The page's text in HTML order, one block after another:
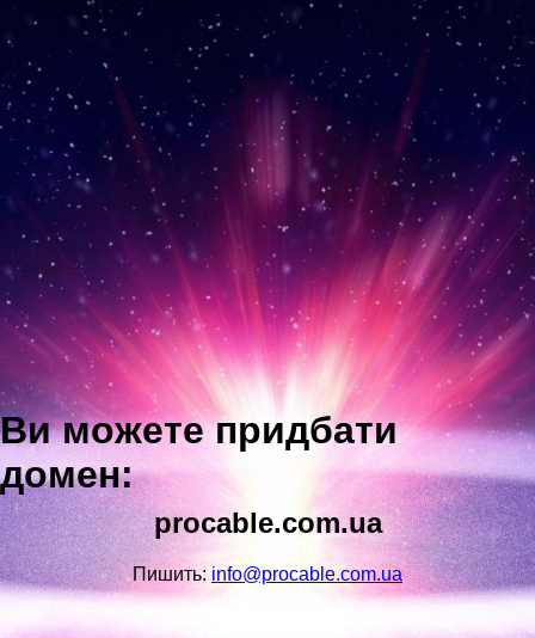
Ви можете придбати
домен:
procable.com.ua
Пишить: info@procable.com.ua